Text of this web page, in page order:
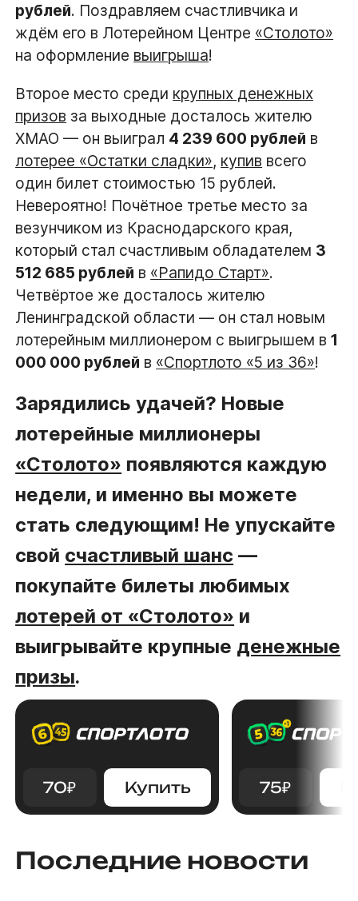
рублей. Поздравляем счастливчика и
ждём его в Лотерейном Центре «Столото»
на оформление выигрыша!
Второе место среди крупных денежных
призов за выходные досталось жителю
ХМАО — он выиграл 4 239 600 рублей в
лотерее «Остатки сладки», купив всего
один билет стоимостью 15 рублей.
Невероятно! Почётное третье место за
везунчиком из Краснодарского края,
который стал счастливым обладателем 3
512 685 рублей в «Рапидо Старт».
Четвёртое же досталось жителю
Ленинградской области — он стал новым
лотерейным миллионером с выигрышем в1
000 000 рублей в «Спортлото «5 из 36»!
Зарядились удачей? Новые
лотерейные миллионеры
«Столото» появляются каждую
недели, и именно вы можете
стать следующим! Не упускайте
свой счастливый шанс —
покупайте билеты любимых
лотерей от «Столото» и
выигрывайте крупные денежные
призы.
70₽ Купить 75₽
Последние новости